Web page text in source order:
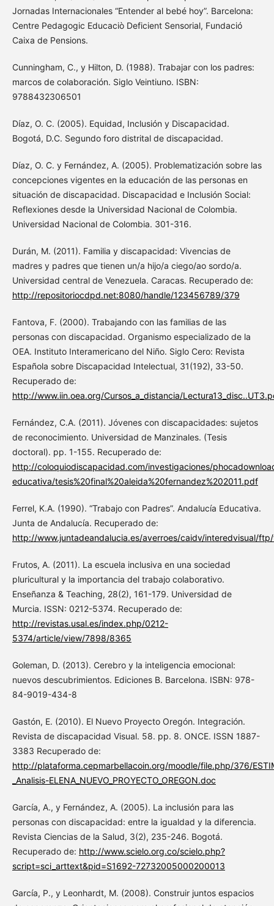
Jornadas Internacionales “Entender al bebé hoy”. Barcelona:
Centre Pedagogic Educaciò Deficient Sensorial, Fundació
Caixa de Pensions.
Cunningham, C., y Hilton, D. (1988). Trabajar con los padres:
marcos de colaboración. Siglo Veintiuno. ISBN:
9788432306501
Díaz, O. C. (2005). Equidad, Inclusión y Discapacidad.
Bogotá, D.C. Segundo foro distrital de discapacidad.
Díaz, O. C. y Fernández, A. (2005). Problematización sobre las
concepciones vigentes en la educación de las personas en
situación de discapacidad. Discapacidad e Inclusión Social:
Reflexiones desde la Universidad Nacional de Colombia.
Universidad Nacional de Colombia. 301-316.
Durán, M. (2011). Familia y discapacidad: Vivencias de
madres y padres que tienen un/a hijo/a ciego/ao sordo/a.
Universidad central de Venezuela. Caracas. Recuperado de:
http://repositoriocdpd.net:8080/handle/123456789/379
Fantova, F. (2000). Trabajando con las familias de las
personas con discapacidad. Organismo especializado de la
OEA. Instituto Interamericano del Niño. Siglo Cero: Revista
Española sobre Discapacidad Intelectual, 31(192), 33-50.
Recuperado de:
http://www.iin.oea.org/Cursos_a_distancia/
Fernández, C.A. (2011). Jóvenes con discapacidades: sujetos
de reconocimiento. Universidad de Manzinales. (Tesis
doctoral). pp. 1-155. Recuperado de:
http://coloquiodiscapacidad.com/investigaciones/
educativa/tesis%20final%20aleida%20fernandez%202011.pdf
Ferrel, K.A. (1990). “Trabajo con Padres”. Andalucía Educativa.
Junta de Andalucía. Recuperado de:
http://www.juntadeandalucia.es/averroes/caidv/interedvisual/
Frutos, A. (2011). La escuela inclusiva en una sociedad
pluricultural y la importancia del trabajo colaborativo.
Enseñanza & Teaching, 28(2), 161-179. Universidad de
Murcia. ISSN: 0212-5374. Recuperado de:
http://revistas.usal.es/index.php/0212-
5374/article/view/7898/8365
Goleman, D. (2013). Cerebro y la inteligencia emocional:
nuevos descubrimientos. Ediciones B. Barcelona. ISBN: 978-
84-9019-434-8
Gastón, E. (2010). El Nuevo Proyecto Oregón. Integración.
Revista de discapacidad Visual. 58. pp. 8. ONCE. ISSN 1887-
3383 Recuperado de:
http://plataforma.cepmarbellacoin.org/moodle/file.php/376/
_Analisis-ELENA_NUEVO_PROYECTO_OREGON.doc
García, A., y Fernández, A. (2005). La inclusión para las
personas con discapacidad: entre la igualdad y la diferencia.
Revista Ciencias de la Salud, 3(2), 235-246. Bogotá.
Recuperado de: http://www.scielo.org.co/scielo.php?
script=sci_arttext&pid=S1692-72732005000200013
García, P., y Leonhardt, M. (2008). Construir juntos espacios